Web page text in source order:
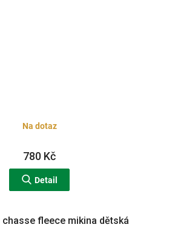
Na dotaz
780 Kč
Detail
chasse fleece mikina dětská